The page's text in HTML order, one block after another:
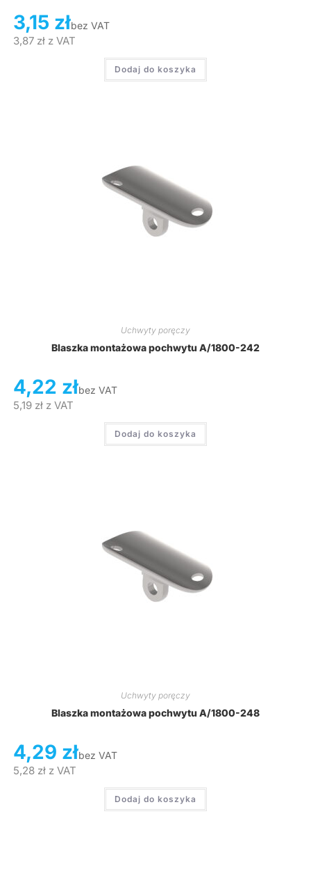
3,15 złbez VAT
3,87 złz VAT
Dodaj do koszyka
Uchwyty poręczy
Blaszka montażowa pochwytu A/1800-242
4,22 złbez VAT
5,19 złz VAT
Dodaj do koszyka
Uchwyty poręczy
Blaszka montażowa pochwytu A/1800-248
4,29 złbez VAT
5,28 złz VAT
Dodaj do koszyka